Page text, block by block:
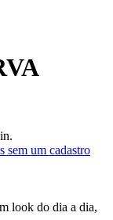
sem um cadastro
look do dia a dia,